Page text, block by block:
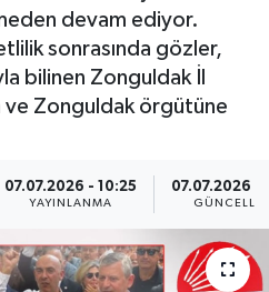
devam ediyor.
sonrasında gözler,
bilinen Zonguldak İl
ve Zonguldak örgütüne
07.07.2026 - 10:25
YAYINLANMA
07.07.2026 -